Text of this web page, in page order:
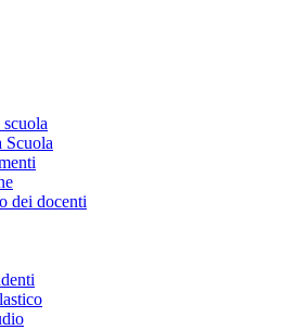
Scuola
dei docenti